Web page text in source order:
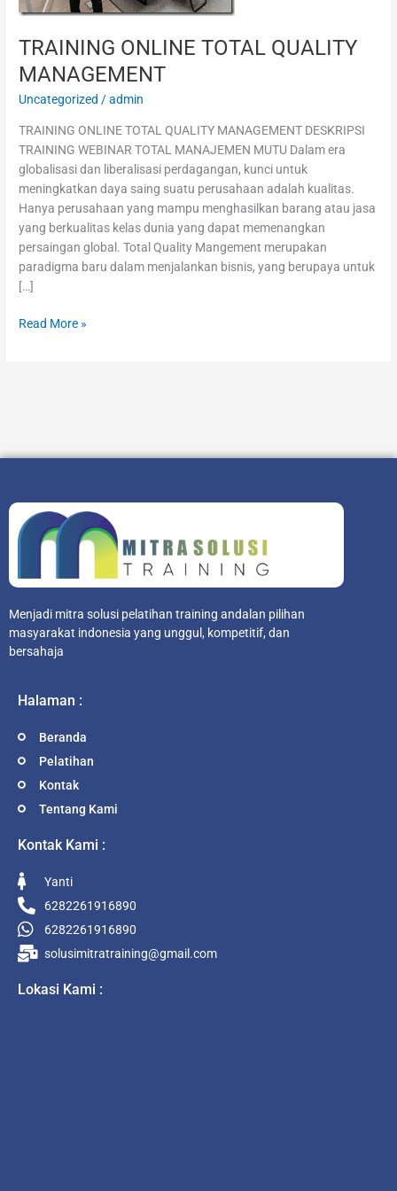
TRAINING ONLINE TOTAL QUALITY
MANAGEMENT
Uncategorized /admin
TRAINING ONLINE TOTAL QUALITY MANAGEMENT DESKRIPSI
TRAINING WEBINAR TOTAL MANAJEMEN MUTU Dalam era
globalisasi dan liberalisasi perdagangan, kunci untuk
meningkatkan daya saing suatu perusahaan adalah kualitas.
Hanya perusahaan yang mampu menghasilkan barang atau jasa
yang berkualitas kelas dunia yang dapat memenangkan
persaingan global. Total Quality Mangement merupakan
paradigma baru dalam menjalankan bisnis, yang berupaya untuk
[…]
Read More »
Menjadi mitra solusi pelatihan training andalan pilihan
masyarakat indonesia yang unggul, kompetitif, dan
bersahaja
Halaman :
Beranda
Pelatihan
Kontak
Tentang Kami
Kontak Kami :
Yanti
6282261916890
6282261916890
solusimitratraining@gmail.com
Lokasi Kami :